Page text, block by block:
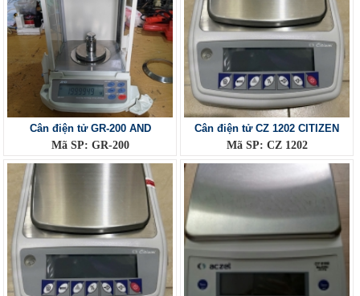
Cân điện tử GR-200 AND
Mã SP: GR-200
Cân điện tử CZ 1202 CITIZEN
Mã SP: CZ 1202